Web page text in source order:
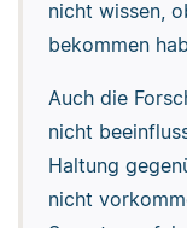
nicht wissen,
bekommen
Auch die
nicht
Haltung
nicht